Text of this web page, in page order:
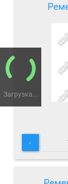
Загрузка...
-